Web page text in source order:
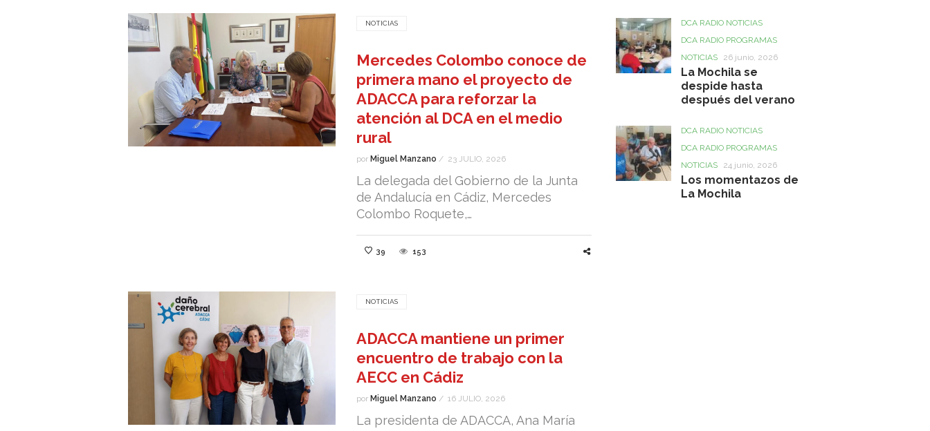
NOTICIAS
Mercedes Colombo conoce de
primera mano el proyecto de
ADACCA para reforzar la
atención al DCA en el medio
rural
por Miguel Manzano / 23 JULIO, 2026
La delegada del Gobierno de la Junta
de Andalucía en Cádiz, Mercedes
Colombo Roquete,…
39 153
NOTICIAS
ADACCA mantiene un primer
encuentro de trabajo con la
AECC en Cádiz
por Miguel Manzano / 16 JULIO, 2026
La presidenta de ADACCA, Ana María
DCA RADIO NOTICIAS
DCA RADIO PROGRAMAS
NOTICIAS
26 junio, 2026
La Mochila se
despide hasta
después del verano
DCA RADIO NOTICIAS
DCA RADIO PROGRAMAS
NOTICIAS
24 junio, 2026
Los momentazos de
La Mochila